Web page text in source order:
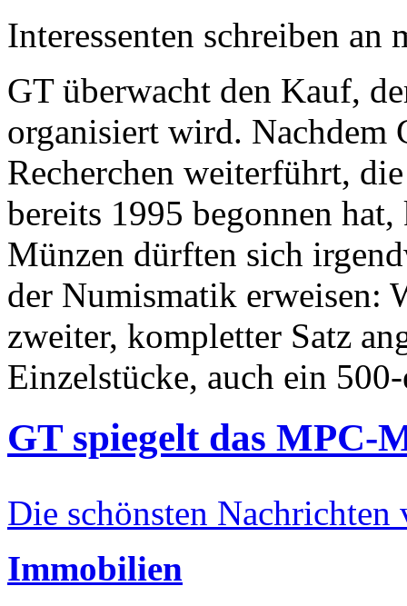
Interessenten schreiben
GT überwacht den Kauf,
organisiert wird. Nachdem
Recherchen weiterführt,
bereits 1995 begonnen
Münzen dürften sich
der Numismatik erweisen:
zweiter, kompletter Satz
Einzelstücke, auch ein
GT spiegelt das MPC-
Die schönsten Nachrichten
Immobilien